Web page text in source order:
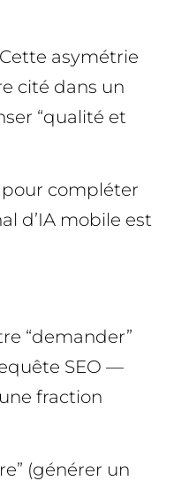
asymétrie
cité dans un
“qualité et
compléter
d’IA mobile est
“demander”
SEO —
fraction
(générer un